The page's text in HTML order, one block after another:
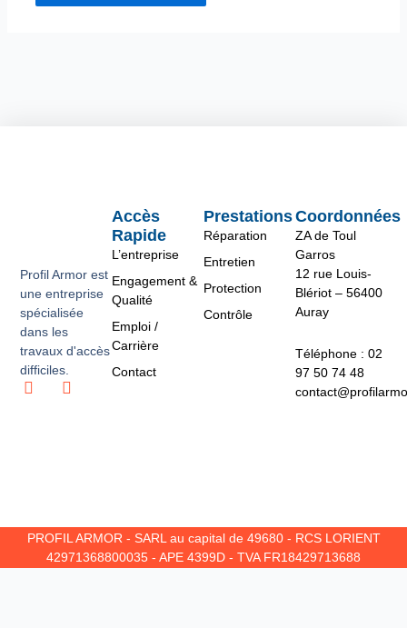
Profil Armor est
une entreprise
spécialisée
dans les
travaux d'accès
difficiles.
L
I
Prestations
Réparation
Entretien
Protection
Contrôle
Accès
Rapide
L’entreprise
Engagement &
Qualité
Emploi /
Carrière
Contact
Coordonnées
ZA de Toul
Garros
12 rue Louis-
Blériot – 56400
Auray
Téléphone : 02
97 50 74 48
PROFIL ARMOR - SARL au capital de 49680 - RCS LORIENT
42971368800035 - APE 4399D - TVA FR18429713688